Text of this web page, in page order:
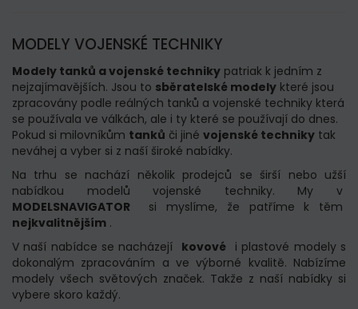
MODELY VOJENSKÉ TECHNIKY
Modely tanků a vojenské techniky patriak k jedním z
nejzajímavějších. Jsou to sběratelské modely které jsou
zpracovány podle reálných tanků a vojenské techniky která
se používala ve válkách, ale i ty které se používají do dnes.
Pokud si milovníkům tanků či jiné vojenské techniky tak
neváhej a vyber si z naší široké nabídky.
Na trhu se nachází několik prodejců se širší nebo užší
nabídkou modelů vojenské techniky. My v
MODELSNAVIGATOR si myslíme, že patříme k těm
nejkvalitnějším .
V naší nabídce se nacházejí kovové i plastové modely s
dokonalým zpracováním a ve výborné kvalitě. Nabízíme
modely všech světových značek. Takže z naší nabídky si
vybere skoro každý.